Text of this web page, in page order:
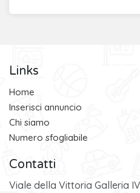
Links
Home
Inserisci annuncio
Chi siamo
Numero sfogliabile
Contatti
Viale della Vittoria Galleria